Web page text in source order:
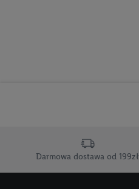
Darmowa dostawa od 199zł